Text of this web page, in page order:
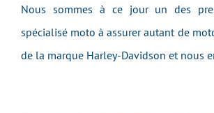
Nous sommes à ce jour un des
spécialisé moto à assurer autant de
de la marque Harley-Davidson et nous